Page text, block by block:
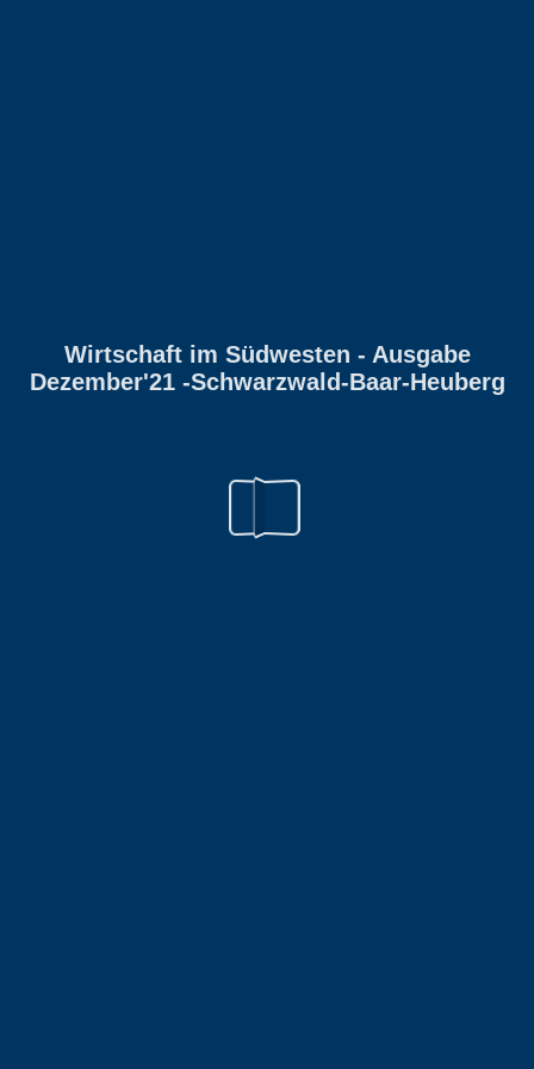
Wirtschaft im Südwesten - Ausgabe
Dezember'21 -Schwarzwald-Baar-Heuberg